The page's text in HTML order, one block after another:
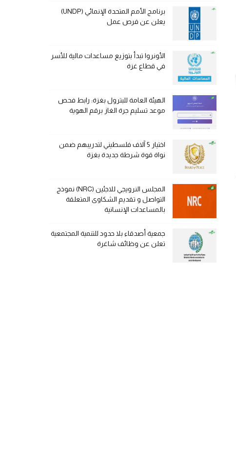
برنامج الأمم المتحدة الإنمائي (UNDP)
يعلن عن فرص عمل
الأونروا تبدأ بتوزيع مساعدات مالية للأسر
في قطاع غزة
الهيئة العامة للبترول بغزة: رابط فحص
موعد تسليم جرة الغاز برقم الهوية
اختيار 5 آلاف فلسطيني لتدريبهم ضمن
نواة قوة شرطة جديدة بغزة
المجلس النرويجي للاجئين (NRC) نموذج
التواصل و تقديم الشكاوى المتعلقة
بالمساعدات الإنسانية
جمعية أصدقاء بلا حدود للتنمية المجتمعية
تعلن عن وظائف شاغرة